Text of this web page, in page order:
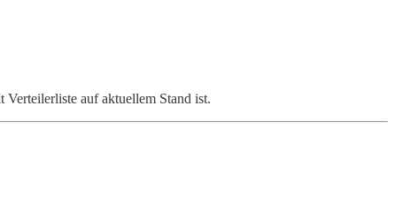
auf aktuellem Stand ist.